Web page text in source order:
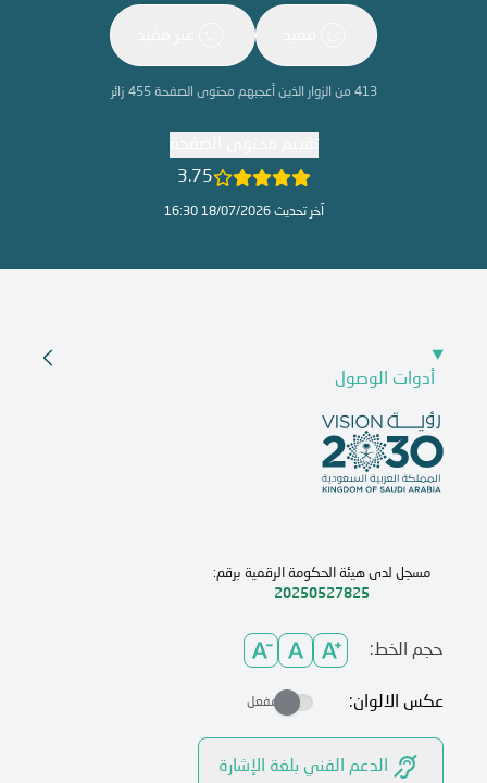
413 من الزوار الذين أعجبهم محتوى الصفحة455 زائر
3.75
آخر تحديث 18/07/2026 16:30
أدوات الوصول
مسجل لدى هيئة الحكومة الرقمية برقم:
20250527825
حجم الخط:
عكس الالوان: مفعل
الدعم الفني بلغة الإشارة